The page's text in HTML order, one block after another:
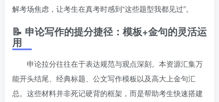
解考场焦虑，让考生在真考时感到“这些题型我都见过”。
📝 申论写作的提分捷径：模板+金句的灵活运
用
申论拉分往往在于表达规范与观点深刻。本资源汇集万
能开头结尾、经典标题、公文写作模板以及高大上金句汇
总。这些材料并非死记硬背的框架，而是帮助考生快速搭建